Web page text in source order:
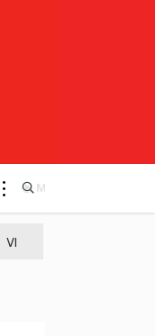
MULTIMEDIA
VI